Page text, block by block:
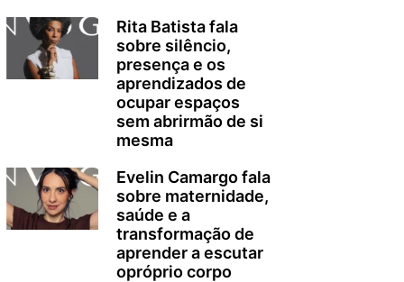
Rita Batista fala
sobre silêncio,
presença e os
aprendizados de
ocupar espaços
sem abrirmão de si
mesma
Evelin Camargo fala
sobre maternidade,
saúde e a
transformação de
aprender a escutar
opróprio corpo